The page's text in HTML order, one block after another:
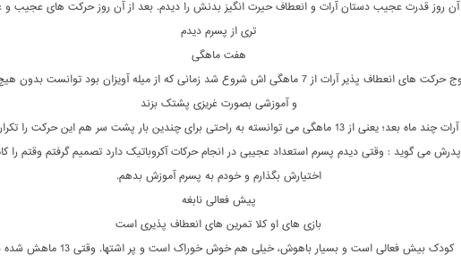
آن روز قدرت عجیب دستان آرات و انعطاف حیرت انگیز بدنش را دیدم. بعد از آن روز حرکت های عجیب و
تری از پسرم دیدم
هفت ماهگی
اوج حرکت های انعطاف پذیر آرات از 7 ماهگی اش شروع شد زمانی که از میله آویزان بود توانست
و آموزشی بصورت غریزی پشتک بزند
آرات چند ماه بعد؛ یعنی از 13 ماهگی می توانسته به راحتی برای چندین بار پشت سر هم این حرکت را
پدرش می گوید : وقتی دیدم پسرم استعداد عجیبی در انجام حرکات آکروباتیک دارد تصمیم گرفتم وقتم را
اختیارش بگذارم و خودم به پسرم آموزش بدهم.
پیش فعالی نابغه
بازی های او کلا تمرین های انعطاف پذیری است
کودک بیش فعالی است و بسیار باهوش، خیلی هم خوش خوراک است و پر